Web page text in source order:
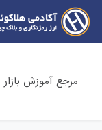
مرجع آموزش بازار